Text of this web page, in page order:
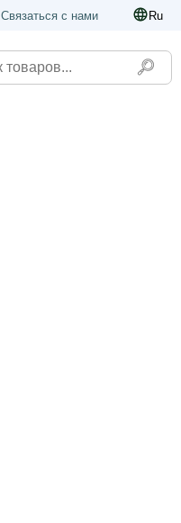
Связаться с нами Ru